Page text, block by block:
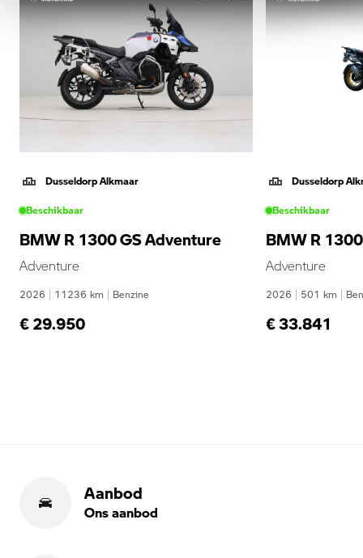
Dusseldorp Alkmaar
Beschikbaar
BMW R 1300 GS Adventure
Adventure
2026 | 11236 km | Benzine
€ 29.950
Dusseldorp
Beschikbaar
BMW R
Adventure
2026 | 501 km |
€ 33.841
Aanbod
Ons aanbod